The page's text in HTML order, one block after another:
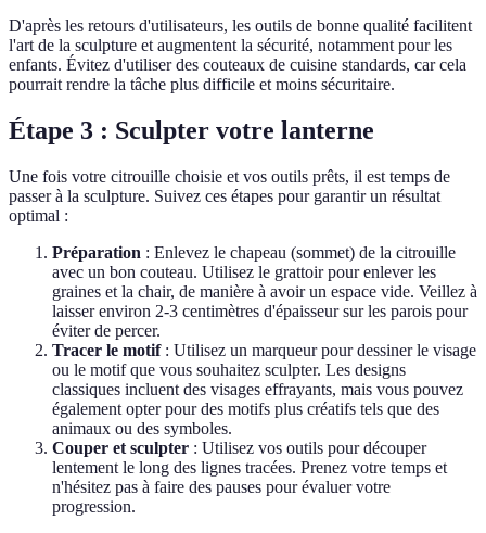
D'après les retours d'utilisateurs, les outils de bonne qualité facilitent
l'art de la sculpture et augmentent la sécurité, notamment pour les
enfants. Évitez d'utiliser des couteaux de cuisine standards, car cela
pourrait rendre la tâche plus difficile et moins sécuritaire.
Étape 3 : Sculpter votre lanterne
Une fois votre citrouille choisie et vos outils prêts, il est temps de
passer à la sculpture. Suivez ces étapes pour garantir un résultat
optimal :
Préparation : Enlevez le chapeau (sommet) de la citrouille
avec un bon couteau. Utilisez le grattoir pour enlever les
graines et la chair, de manière à avoir un espace vide. Veillez à
laisser environ 2-3 centimètres d'épaisseur sur les parois pour
éviter de percer.
Tracer le motif: Utilisez un marqueur pour dessiner le visage
ou le motif que vous souhaitez sculpter. Les designs
classiques incluent des visages effrayants, mais vous pouvez
également opter pour des motifs plus créatifs tels que des
animaux ou des symboles.
Couper et sculpter : Utilisez vos outils pour découper
lentement le long des lignes tracées. Prenez votre temps et
n'hésitez pas à faire des pauses pour évaluer votre
progression.